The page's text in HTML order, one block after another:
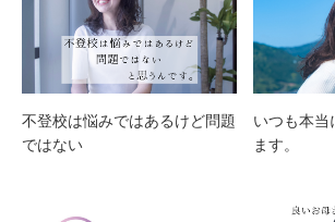
不登校は悩みではあるけど問題
ではない
いつも本当
ます。